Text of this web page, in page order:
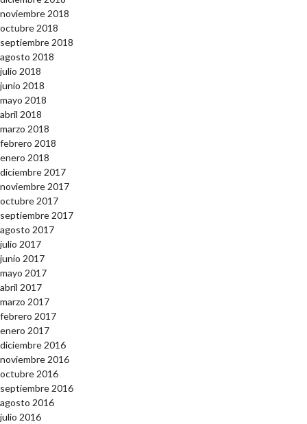
noviembre 2018
octubre 2018
septiembre 2018
agosto 2018
julio 2018
junio 2018
mayo 2018
abril 2018
marzo 2018
febrero 2018
enero 2018
diciembre 2017
noviembre 2017
octubre 2017
septiembre 2017
agosto 2017
julio 2017
junio 2017
mayo 2017
abril 2017
marzo 2017
febrero 2017
enero 2017
diciembre 2016
noviembre 2016
octubre 2016
septiembre 2016
agosto 2016
julio 2016